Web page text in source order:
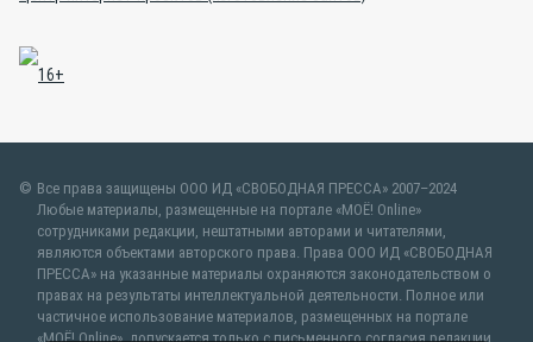
Все права защищены ООО ИД «СВОБОДНАЯ ПРЕССА» 2007–2024
Любые материалы, размещенные на портале «МОЁ! Online»
сотрудниками редакции, нештатными авторами и читателями,
являются объектами авторского права. Права ООО ИД «СВОБОДНАЯ
ПРЕССА» на указанные материалы охраняются законодательством о
правах на результаты интеллектуальной деятельности. Полное или
частичное использование материалов, размещенных на портале
«МОЁ! Online», допускается только с письменного согласия редакции